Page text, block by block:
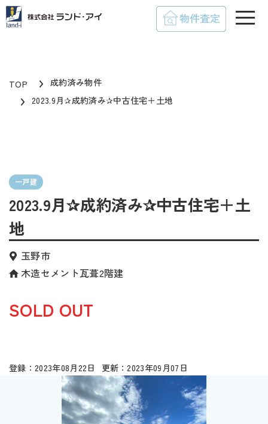
TOP
成約済み物件
2023.9月✰成約済み✰中古住宅＋土地
一戸建
2023.9月✰成約済み✰中古住宅＋土
地
玉野市
木造セメント瓦葺2階建
SOLD OUT
2023年08月22日 2023年09月07日